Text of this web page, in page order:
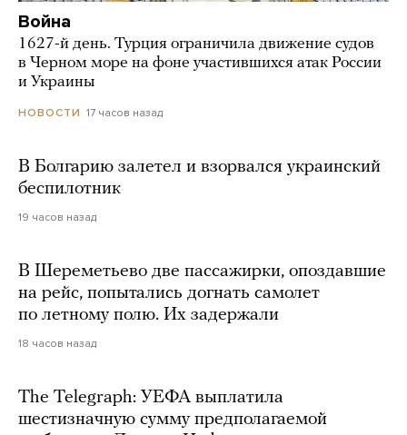
Война
1627-й день. Турция ограничила движение судов
в Черном море на фоне участившихся атак России
и Украины
НОВОСТИ 17 часов назад
В Болгарию залетел и взорвался украинский
беспилотник
19 часов назад
В Шереметьево две пассажирки, опоздавшие
на рейс, попытались догнать самолет
по летному полю. Их задержали
18 часов назад
The Telegraph: УЕФА выплатила
шестизначную сумму предполагаемой